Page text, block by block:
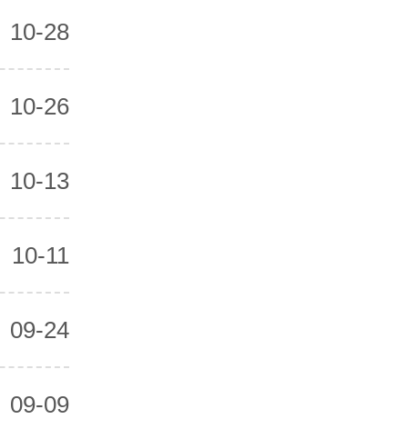
10-28
10-26
10-13
10-11
09-24
09-09